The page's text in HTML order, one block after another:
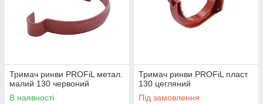
Тримач ринви PROFiL метал.
малий 130 червоний
В наявності
Тримач ринви PROFiL пласт.
130 цегляний
Під замовлення